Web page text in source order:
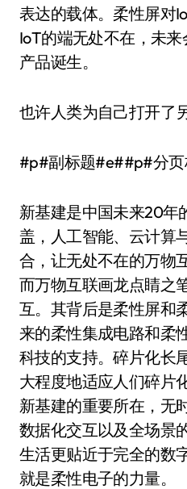
表达的载体。柔性屏对
IoT的端无处不在，未
产品诞生。
也许人类为自己打开了
#p#副标题#e##p#分
新基建是中国未来20年
盖，人工智能、云计算
合，让无处不在的万物
而万物互联画龙点睛之
互。其背后是柔性屏和
来的柔性集成电路和柔
科技的支持。碎片化长
大程度地适应人们碎片
新基建的重要所在，无
数据化交互以及全场景
生活更贴近于完全的数
就是柔性电子的力量。